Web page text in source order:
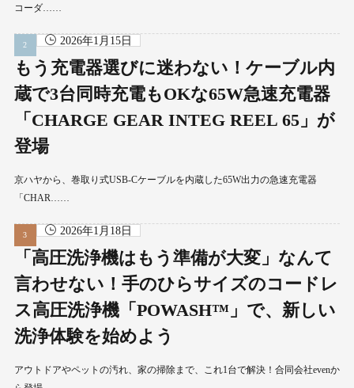
コーダ……
2026年1月15日
もう充電器選びに迷わない！ケーブル内
蔵で3台同時充電もOKな65W急速充電器
「CHARGE GEAR INTEG REEL 65」が
登場
京ハヤから、巻取り式USB-Cケーブルを内蔵した65W出力の急速充電器
「CHAR……
2026年1月18日
「高圧洗浄機はもう準備が大変」なんて
言わせない！手のひらサイズのコードレ
ス高圧洗浄機「POWASH™」で、新しい
洗浄体験を始めよう
アウトドアやペットの汚れ、家の掃除まで、これ1台で解決！合同会社evenか